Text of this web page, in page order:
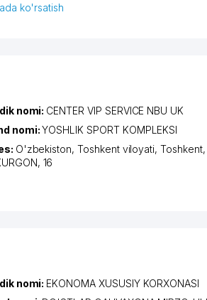
ko'rsatish
nomi: CENTER VIP SERVICE NBU UK
nomi:YOSHLIK SPORT KOMPLEKSI
O'zbekiston,Toshkent viloyati,Toshkent,
, 16
nomi: EKONOMA XUSUSIY KORXONASI